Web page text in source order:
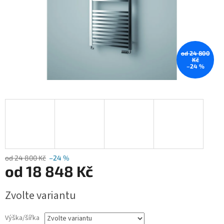
od 24 800
Kč
–24 %
od 24 800 Kč –24 %
od 18 848 Kč
cena:
Zvolte variantu
Výška/šířka